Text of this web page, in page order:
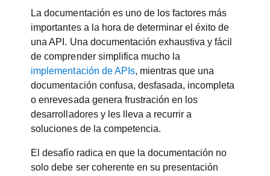
La documentación es uno de los factores más
importantes a la hora de determinar el éxito de
una API. Una documentación exhaustiva y fácil
de comprender simplifica mucho la
implementación de APIs, mientras que una
documentación confusa, desfasada, incompleta
o enrevesada genera frustración en los
desarrolladores y les lleva a recurrir a
soluciones de la competencia.
El desafío radica en que la documentación no
solo debe ser coherente en su presentación